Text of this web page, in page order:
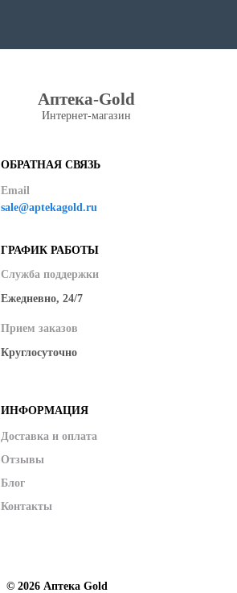
Аптека-Gold
Интернет-магазин
ОБРАТНАЯ СВЯЗЬ
Email
sale@aptekagold.ru
ГРАФИК РАБОТЫ
Служба поддержки
Ежедневно, 24/7
Прием заказов
Круглосуточно
ИНФОРМАЦИЯ
Доставка и оплата
Отзывы
Блог
Контакты
© 2026 Аптека Gold